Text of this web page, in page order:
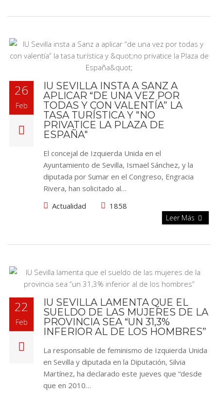
26
Feb
IU SEVILLA INSTA A SANZ A
APLICAR “DE UNA VEZ POR
TODAS Y CON VALENTÍA” LA
TASA TURÍSTICA Y "NO
PRIVATICE LA PLAZA DE
ESPAÑA"
El concejal de Izquierda Unida en el
Ayuntamiento de Sevilla, Ismael Sánchez, y la
diputada por Sumar en el Congreso, Engracia
Rivera, han solicitado al…
Actualidad
1858
Leer Más
22
Feb
IU SEVILLA LAMENTA QUE EL
SUELDO DE LAS MUJERES DE LA
PROVINCIA SEA “UN 31,3%
INFERIOR AL DE LOS HOMBRES”
La responsable de feminismo de Izquierda Unida
en Sevilla y diputada en la Diputación, Silvia
Martínez, ha declarado este jueves que “desde
que en 2010…